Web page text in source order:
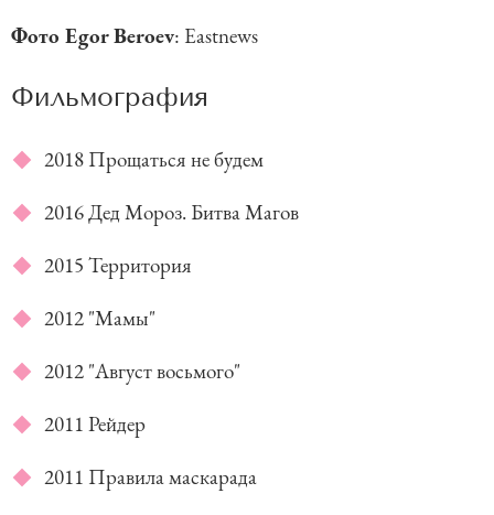
Фото Egor Beroev: Eastnews
Фильмография
2018 Прощаться не будем
2016 Дед Мороз. Битва Магов
2015 Территория
2012 "Мамы"
2012 "Август восьмого"
2011 Рейдер
2011 Правила маскарада